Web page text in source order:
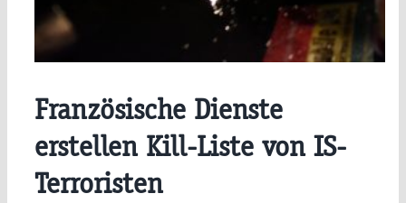
Französische Dienste
erstellen Kill-Liste von IS-
Terroristen